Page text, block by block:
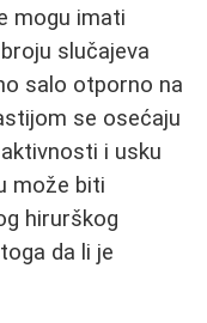
mogu imati
slučajeva
salo otporno na
se osećaju
i usku
može biti
hirurškog
da li je